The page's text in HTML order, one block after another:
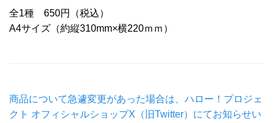
全1種 650円（税込）
A4サイズ（約縦310mm×横220ｍｍ）
商品について急遽変更があった場合は、ハロー！プロジェ
クト オフィシャルショップX（旧Twitter）にてお知らせい